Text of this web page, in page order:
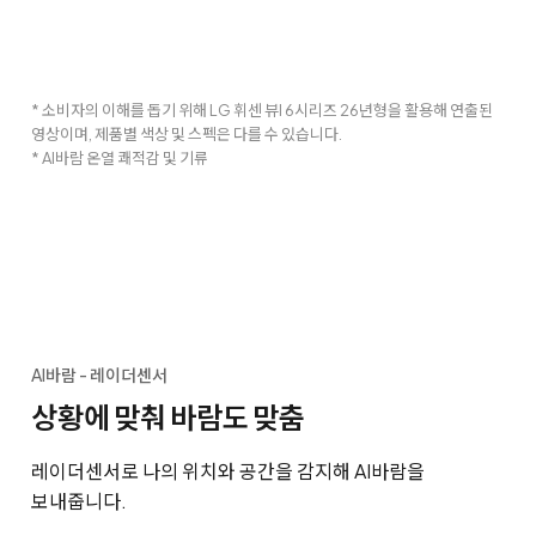
* 소비자의 이해를 돕기 위해 LG 휘센 뷰I 6시리즈 26년형을 활용해 연출된
영상이며, 제품별 색상 및 스펙은 다를 수 있습니다.
* AI바람 온열 쾌적감 및 기류
AI바람 - 레이더센서
상황에 맞춰 바람도 맞춤
레이더센서로 나의 위치와 공간을 감지해 AI바람을
보내줍니다.